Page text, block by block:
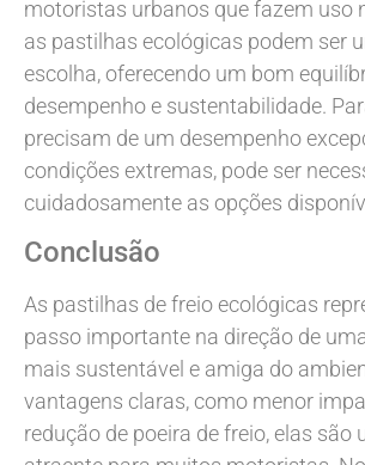
motoristas urbanos que fazem uso
as pastilhas ecológicas podem ser
escolha, oferecendo um bom
desempenho e sustentabilidade.
precisam de um desempenho
condições extremas, pode ser
cuidadosamente as opções
Conclusão
As pastilhas de freio ecológicas
passo importante na direção de
mais sustentável e amiga do
vantagens claras, como menor
redução de poeira de freio, elas são